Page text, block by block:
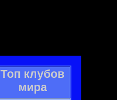
Топ клубов
мира